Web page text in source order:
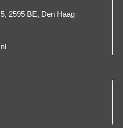
2595 BE, Den Haag